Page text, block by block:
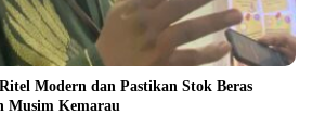
Modern dan Pastikan Stok Beras
Musim Kemarau